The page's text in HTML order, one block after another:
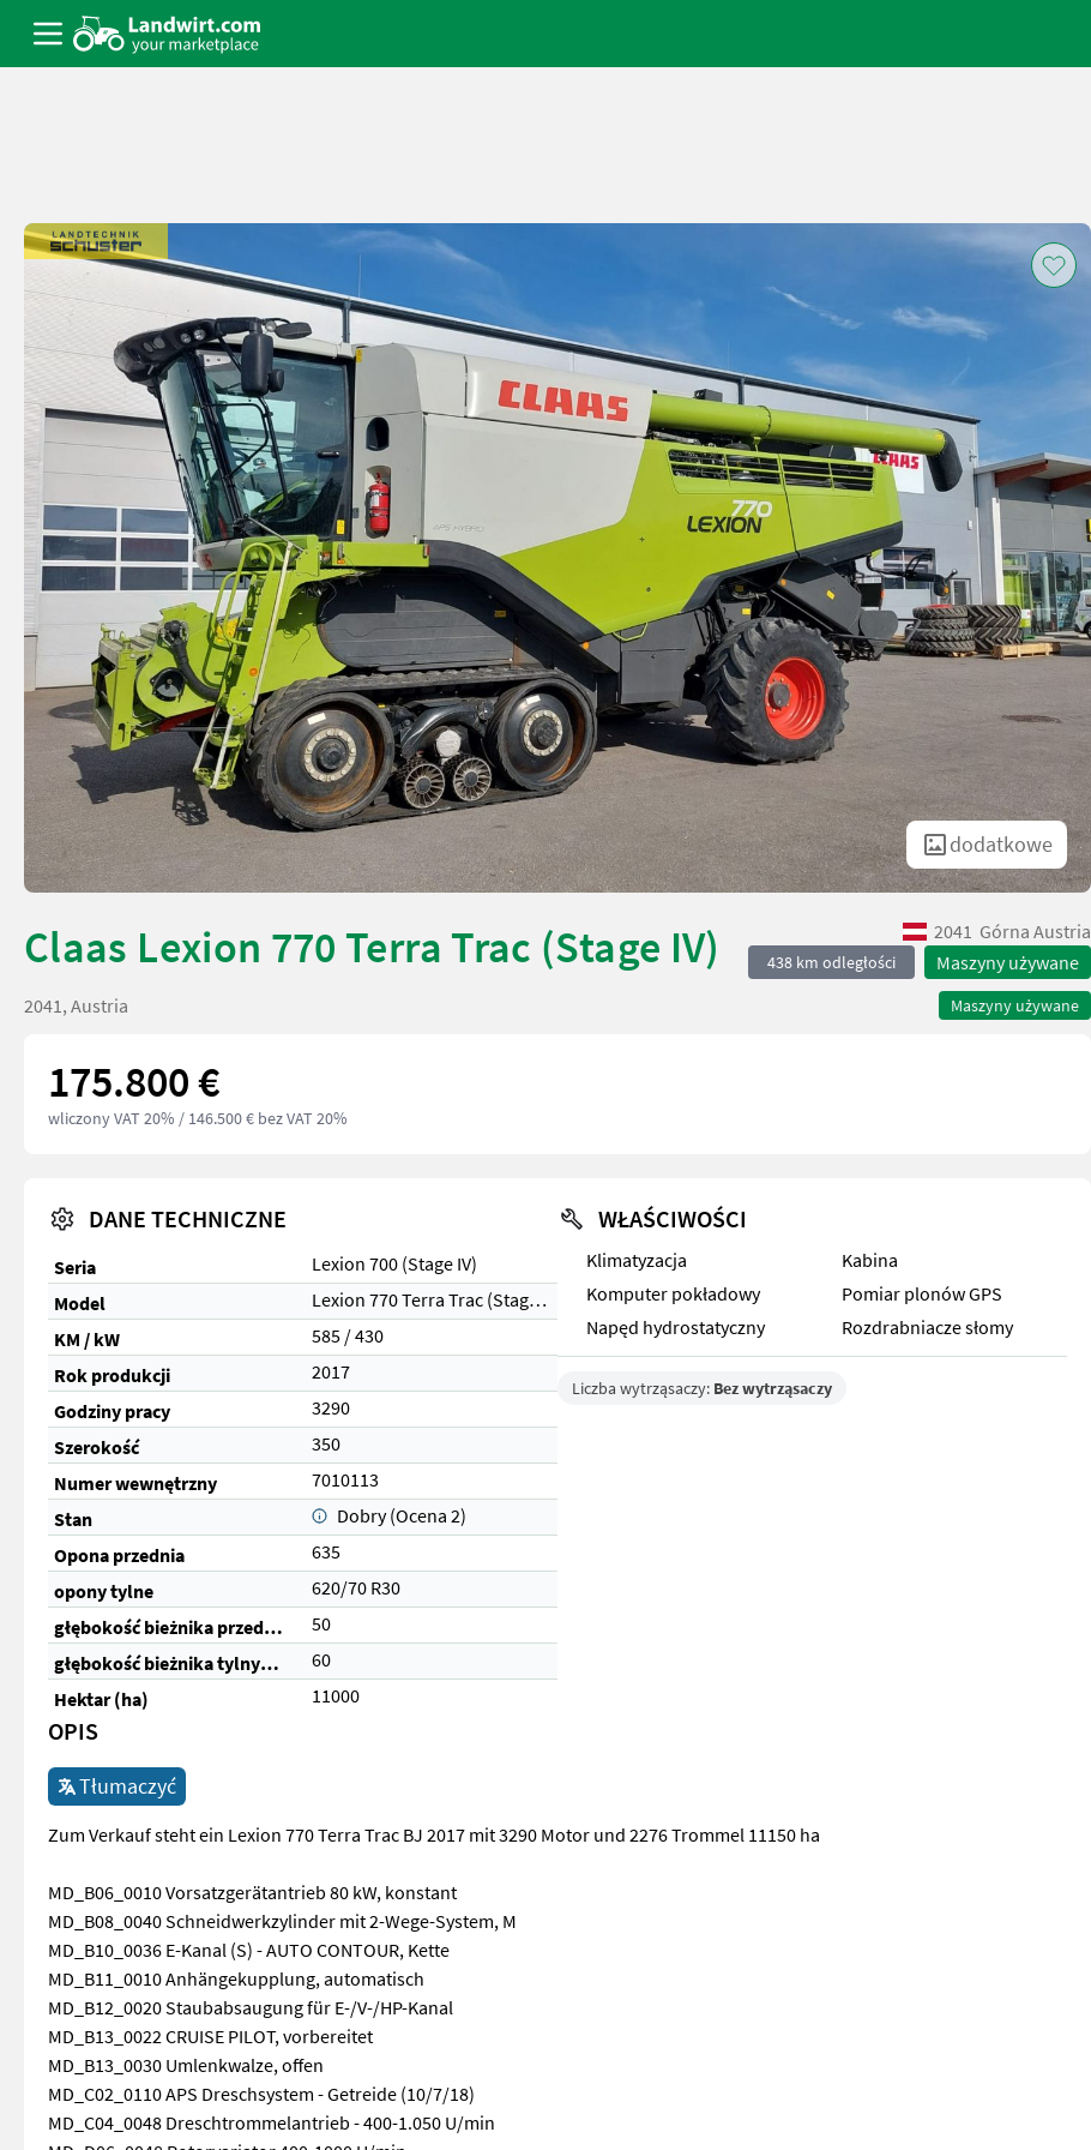
dodatkowe
Claas Lexion 770 Terra Trac (Stage IV) 2041 Górna Austria
438 km odległości Maszyny używane
Maszyny używane
2041, Austria
175.800 €
wliczony VAT 20% / 146.500 € bez VAT 20%
DANE TECHNICZNE
Seria
Lexion 700 (Stage IV)
Model
Lexion 770 Terra Trac (Stage IV)
KM / kW
585 / 430
Rok produkcji
2017
Godziny pracy
3290
Szerokość
350
Numer wewnętrzny
7010113
Stan
Dobry (Ocena 2)
Opona przednia
635
opony tylne
620/70 R30
głębokość bieżnika przednich opon (%)
50
głębokość bieżnika tylnych opon (%)
60
Hektar (ha)
11000
WŁAŚCIWOŚCI
Klimatyzacja
Kabina
Komputer pokładowy
Pomiar plonów GPS
Napęd hydrostatyczny
Rozdrabniacze słomy
Liczba wytrząsaczy: Bez wytrząsaczy
OPIS
Tłumaczyć
Zum Verkauf steht ein Lexion 770 Terra Trac BJ 2017 mit 3290 Motor und 2276 Trommel 11150 ha
MD_B06_0010 Vorsatzgerätantrieb 80 kW, konstant
MD_B08_0040 Schneidwerkzylinder mit 2-Wege-System, M
MD_B10_0036 E-Kanal (S) - AUTO CONTOUR, Kette
MD_B11_0010 Anhängekupplung, automatisch
MD_B12_0020 Staubabsaugung für E-/V-/HP-Kanal
MD_B13_0022 CRUISE PILOT, vorbereitet
MD_B13_0030 Umlenkwalze, offen
MD_C02_0110 APS Dreschsystem - Getreide (10/7/18)
MD_C04_0048 Dreschtrommelantrieb - 400-1.050 U/min